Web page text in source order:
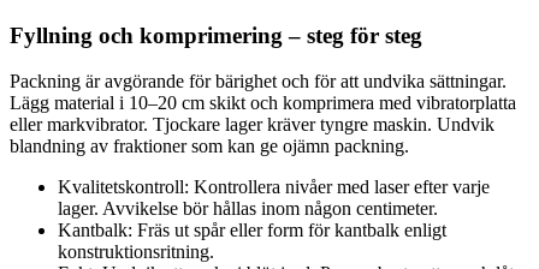
Fyllning och komprimering – steg för steg
Packning är avgörande för bärighet och för att undvika sättningar.
Lägg material i 10–20 cm skikt och komprimera med vibratorplatta
eller markvibrator. Tjockare lager kräver tyngre maskin. Undvik
blandning av fraktioner som kan ge ojämn packning.
Kvalitetskontroll: Kontrollera nivåer med laser efter varje
lager. Avvikelse bör hållas inom någon centimeter.
Kantbalk: Fräs ut spår eller form för kantbalk enligt
konstruktionsritning.